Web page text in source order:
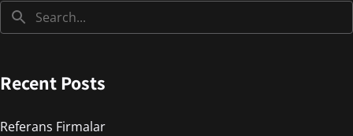
Recent Posts
Referans Firmalar